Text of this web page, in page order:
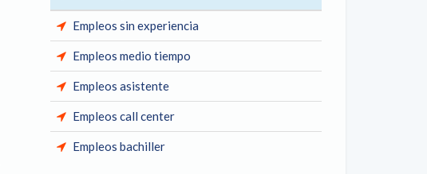
Empleos sin experiencia
Empleos medio tiempo
Empleos asistente
Empleos call center
Empleos bachiller